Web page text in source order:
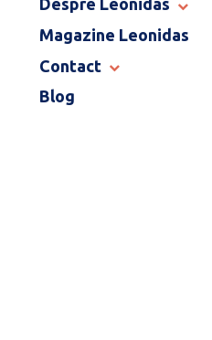
END OF SCHOOL
Despre Leonidas
POVESTEA LEONIDAS
CATALOG PAȘTE 2026
Magazine Leonidas
Contact
MAGAZINE LEONIDAS
Blog